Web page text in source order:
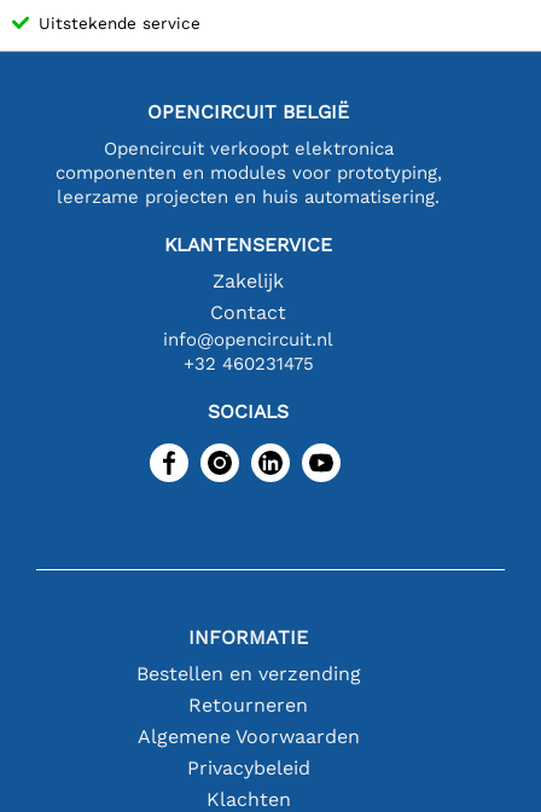
Uitstekende service
OPENCIRCUIT BELGIË
Opencircuit verkoopt elektronica
componenten en modules voor prototyping,
leerzame projecten en huis automatisering.
KLANTENSERVICE
Zakelijk
Contact
info@opencircuit.nl
+32 460231475
SOCIALS
INFORMATIE
Bestellen en verzending
Retourneren
Algemene Voorwaarden
Privacybeleid
Klachten